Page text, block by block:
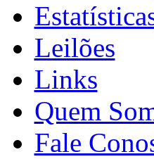
Leilões
Links
Quem
Fale